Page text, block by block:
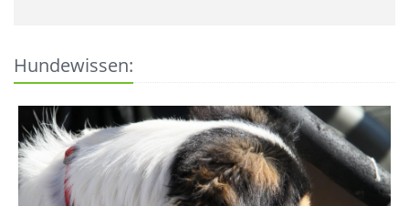
Hundewissen: